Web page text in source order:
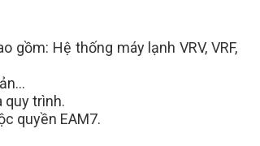
Hệ thống máy lạnh VRV, VRF,
quy trình.
quyền EAM7.